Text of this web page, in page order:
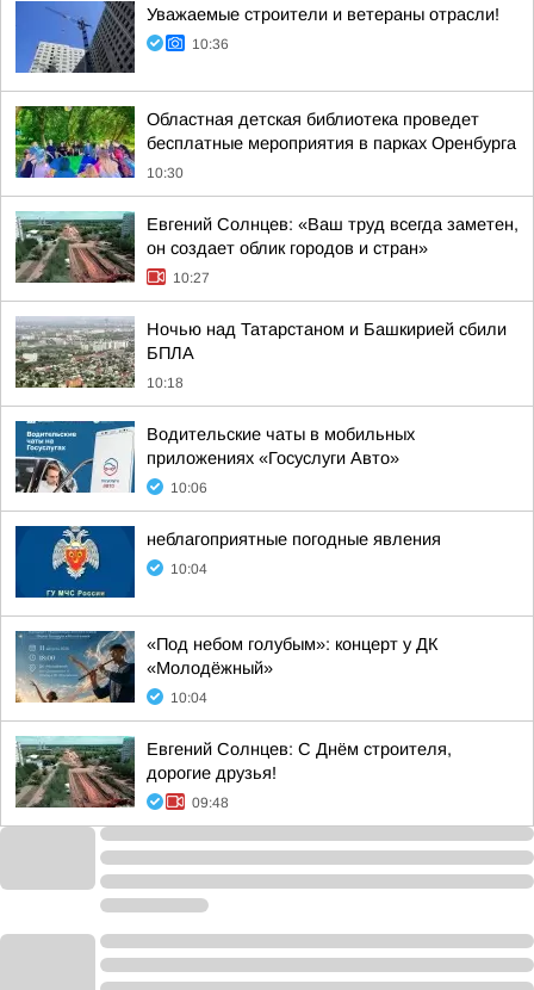
Уважаемые строители и ветераны отрасли!
10:36
Областная детская библиотека проведет
бесплатные мероприятия в парках Оренбурга
10:30
Евгений Солнцев: «Ваш труд всегда заметен,
он создает облик городов и стран»
10:27
Ночью над Татарстаном и Башкирией сбили
БПЛА
10:18
Водительские чаты в мобильных
приложениях «Госуслуги Авто»
10:06
неблагоприятные погодные явления
10:04
«Под небом голубым»: концерт у ДК
«Молодёжный»
10:04
Евгений Солнцев: С Днём строителя,
дорогие друзья!
09:48